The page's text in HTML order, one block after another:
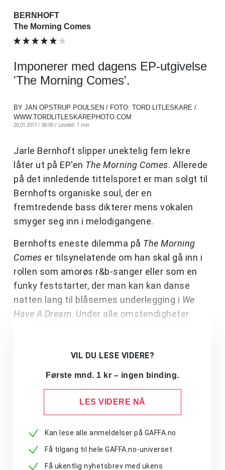
BERNHOFT
The Morning Comes
Imponerer med dagens EP-utgivelse
'The Morning Comes'.
BY JAN OPSTRUP POULSEN / FOTO: TORD LITLESKARE /
WWW.TORDLITLESKAREPHOTO.COM
20.01.2017 / 08:00 / Lesetid: 1 min
Jarle Bernhoft slipper unektelig fem lekre
låter ut på EP'en The Morning Comes. Allerede
på det innledende tittelsporet er man solgt til
Bernhofts organiske soul, der en
fremtredende bass dikterer mens vokalen
smyger seg inn i melodigangene.
Bernhofts eneste dilemma på The Morning
Comes er tilsynelatende om han skal gå inn i
rollen som amorøs r&b-sanger eller som en
funky feststarter, der man kan kan danse
natten lang til blåsernes underlegging i We
Have A Dream. Under alle omstendigheter
VIL DU LESE VIDERE?
Første mnd. 1 kr – ingen binding.
LES VIDERE NÅ
Kan lese alle anmeldelser på GAFFA.no
Få tilgang til hele GAFFA.no-universet
Få ukentlig nyhetsbrev med ukens